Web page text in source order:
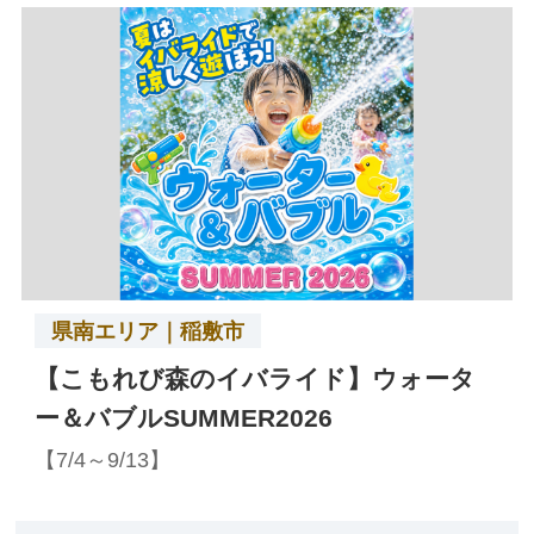
県南エリア｜稲敷市
【こもれび森のイバライド】ウォータ
ー＆バブルSUMMER2026
【7/4～9/13】